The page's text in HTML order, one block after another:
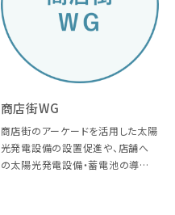
商店街WG
商店街のアーケードを活用した太陽
光発電設備の設置促進や、店舗へ
の太陽光発電設備・蓄電池の導入、